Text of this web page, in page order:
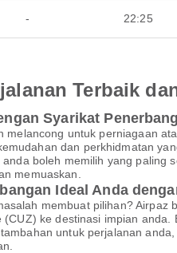
- 22:25
Terbaik
Syarikat
melancong untuk perniagaan
dan perkhidmatan
boleh memilih yang paling
memuaskan.
Ideal Anda
membuat pilihan? Airpaz
(CUZ) ke destinasi impian
untuk perjalanan